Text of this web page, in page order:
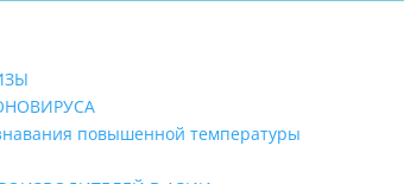
повышенной температуры